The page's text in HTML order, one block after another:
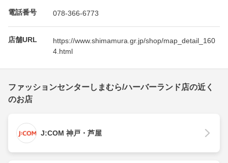
電話番号 078-366-6773
店舗URL
https://www.shimamura.gr.jp/shop/map_detail_160
4.html
ファッションセンターしまむら/ハーバーランド店の近く
のお店
J:COM 神戸・芦屋